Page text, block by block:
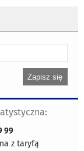
99
z taryfą